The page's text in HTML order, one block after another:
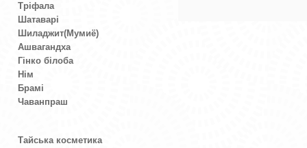
Тріфала
Шатаварі
Шиладжит(Мумиё)
Ашвагандха
Гінко білоба
Нім
Брамі
Чаванпраш
Тайська косметика